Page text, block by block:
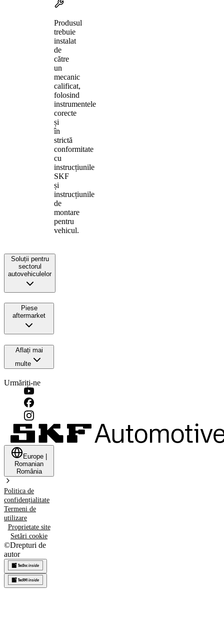
Produsul
trebuie
instalat
de
către
un
mecanic
calificat,
folosind
instrumentele
corecte
și
în
strictă
conformitate
cu
instrucțiunile
SKF
și
instrucțiunile
de
montare
pentru
vehicul.
Soluții pentru
sectorul
autovehiculelor
Piese
aftermarket
Aflați mai
multe
Urmăriți-ne
Europe
Romanian
România
Politica de
confidențialitate
Termeni de
utilizare
Proprietate site
Setări cookie
©Drepturi de
autor